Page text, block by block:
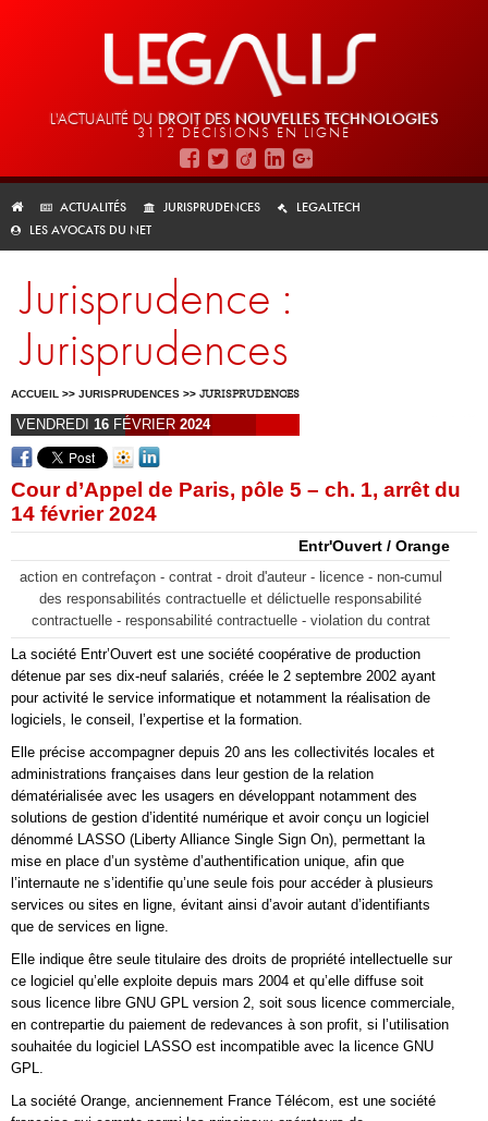
L'ACTUALITÉ DU DROIT DES NOUVELLES TECHNOLOGIES
3112 DÉCISIONS EN LIGNE
ACTUALITÉS JURISPRUDENCES
LEGALTECH
LES AVOCATS DU NET
Jurisprudence :
Jurisprudences
ACCUEIL >> JURISPRUDENCES >> JURISPRUDENCES
VENDREDI 16 FÉVRIER 2024
Cour d’Appel de Paris, pôle 5 – ch. 1, arrêt du
14 février 2024
Entr'Ouvert / Orange
action en contrefaçon - contrat - droit d'auteur - licence - non-cumul
des responsabilités contractuelle et délictuelle responsabilité
contractuelle - responsabilité contractuelle - violation du contrat
La société Entr’Ouvert est une société coopérative de production
détenue par ses dix-neuf salariés, créée le 2 septembre 2002 ayant
pour activité le service informatique et notamment la réalisation de
logiciels, le conseil, l’expertise et la formation.
Elle précise accompagner depuis 20 ans les collectivités locales et
administrations françaises dans leur gestion de la relation
dématérialisée avec les usagers en développant notamment des
solutions de gestion d’identité numérique et avoir conçu un logiciel
dénommé LASSO (Liberty Alliance Single Sign On), permettant la
mise en place d’un système d’authentification unique, afin que
l’internaute ne s’identifie qu’une seule fois pour accéder à plusieurs
services ou sites en ligne, évitant ainsi d’avoir autant d’identifiants
que de services en ligne.
Elle indique être seule titulaire des droits de propriété intellectuelle sur
ce logiciel qu’elle exploite depuis mars 2004 et qu’elle diffuse soit
sous licence libre GNU GPL version 2, soit sous licence commerciale,
en contrepartie du paiement de redevances à son profit, si l’utilisation
souhaitée du logiciel LASSO est incompatible avec la licence GNU
GPL.
La société Orange, anciennement France Télécom, est une société